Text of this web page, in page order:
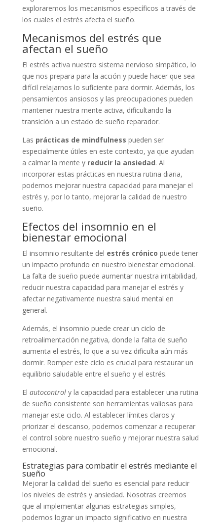
exploraremos los mecanismos específicos a través de
los cuales el estrés afecta el sueño.
Mecanismos del estrés que
afectan el sueño
El estrés activa nuestro sistema nervioso simpático, lo
que nos prepara para la acción y puede hacer que sea
difícil relajarnos lo suficiente para dormir. Además, los
pensamientos ansiosos y las preocupaciones pueden
mantener nuestra mente activa, dificultando la
transición a un estado de sueño reparador.
Las prácticas de mindfulness pueden ser
especialmente útiles en este contexto, ya que ayudan
a calmar la mente y reducir la ansiedad. Al
incorporar estas prácticas en nuestra rutina diaria,
podemos mejorar nuestra capacidad para manejar el
estrés y, por lo tanto, mejorar la calidad de nuestro
sueño.
Efectos del insomnio en el
bienestar emocional
El insomnio resultante del estrés crónico puede tener
un impacto profundo en nuestro bienestar emocional.
La falta de sueño puede aumentar nuestra irritabilidad,
reducir nuestra capacidad para manejar el estrés y
afectar negativamente nuestra salud mental en
general.
Además, el insomnio puede crear un ciclo de
retroalimentación negativa, donde la falta de sueño
aumenta el estrés, lo que a su vez dificulta aún más
dormir. Romper este ciclo es crucial para restaurar un
equilibrio saludable entre el sueño y el estrés.
El autocontroly la capacidad para establecer una rutina
de sueño consistente son herramientas valiosas para
manejar este ciclo. Al establecer límites claros y
priorizar el descanso, podemos comenzar a recuperar
el control sobre nuestro sueño y mejorar nuestra salud
emocional.
Estrategias para combatir el estrés mediante el
sueño
Mejorar la calidad del sueño es esencial para reducir
los niveles de estrés y ansiedad. Nosotras creemos
que al implementar algunas estrategias simples,
podemos lograr un impacto significativo en nuestra